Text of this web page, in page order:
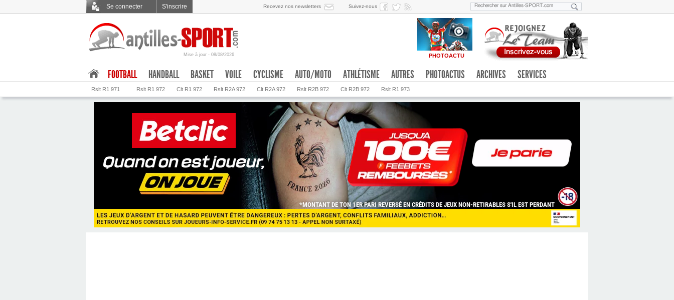
Se connecter S'inscrire Recevez nos newsletters Suivez-nous
Mise à jour - 08/08/2026 PHOTOACTU
FOOTBALL
Rslt R1 971 Rslt R1 972 Clt R1 972 Rslt R2A 972 Clt R2A 972 Rslt R2B 972 Clt R2B 972 Rslt R1 973
HANDBALL BASKET VOILE CYCLISME AUTO/MOTO ATHLÉTISME AUTRES PHOTOACTUS ARCHIVES SERVICES